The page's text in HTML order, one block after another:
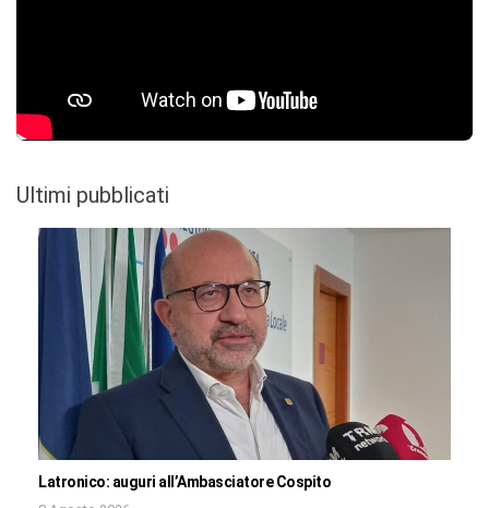
Ultimi pubblicati
Latronico: auguri all’Ambasciatore Cospito